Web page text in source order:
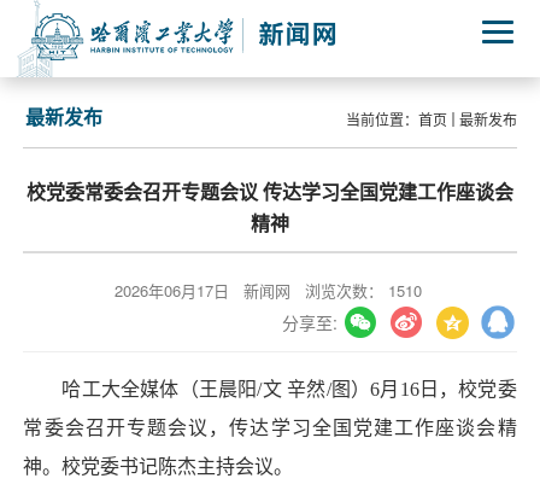
当前位置： 首页 最新发布
最新发布
校党委常委会召开专题会议 传达学习全国党建工作座谈会
精神
2026年06月17日 新闻网 浏览次数： 1510
分享至:
哈工大全媒体（王晨阳/文 辛然/图）6月16日，校党委
常委会召开专题会议，传达学习全国党建工作座谈会精
神。校党委书记陈杰主持会议。